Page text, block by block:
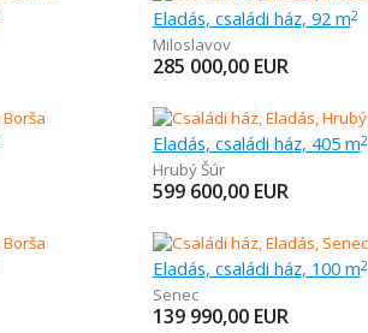
Eladás, családi ház, 92 m2
Miloslavov
285 000,00 EUR
Eladás, családi ház, 405 m2
Hrubý Šúr
599 600,00 EUR
Eladás, családi ház, 100 m2
Senec
139 990,00 EUR